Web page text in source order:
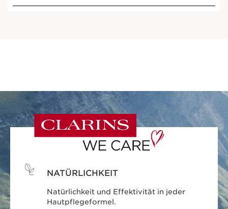
NATÜRLICHKEIT
Natürlichkeit und Effektivität in jeder
Hautpflegeformel.